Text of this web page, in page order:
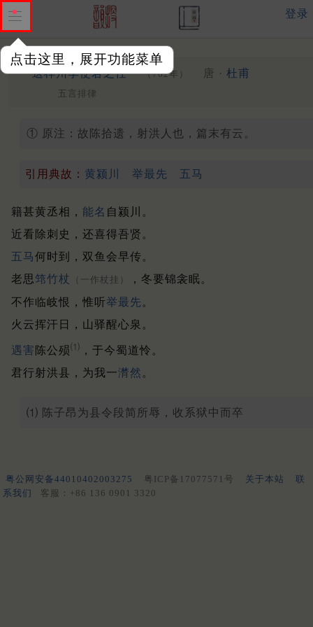
点击这里，展开功能菜单
登录
送梓州李使君之任 （762年） 唐 · 杜甫
五言排律
① 原注：故陈拾遗，射洪人也，篇末有云。
引用典故： 黄颍川 举最先 五马
籍甚黄丞相， 能名 自颍川。
近看除刺史，还喜得吾贤。
五马何时到，双鱼会早传。
老思 筇竹杖 （一作杖挂）
，冬要锦衾眠。
不作临岐恨，惟听举最先 。
火云挥汗日，山驿醒心泉。
遇害 陈公殒⑴ ，于今蜀道怜。
君行射洪县，为我一潸然 。
⑴ 陈子昂为县令段简所辱，收系狱中而卒
粤公网安备44010402003275 粤ICP备17077571号 关于本站
联
系我们
客服：+86 136 0901 3320